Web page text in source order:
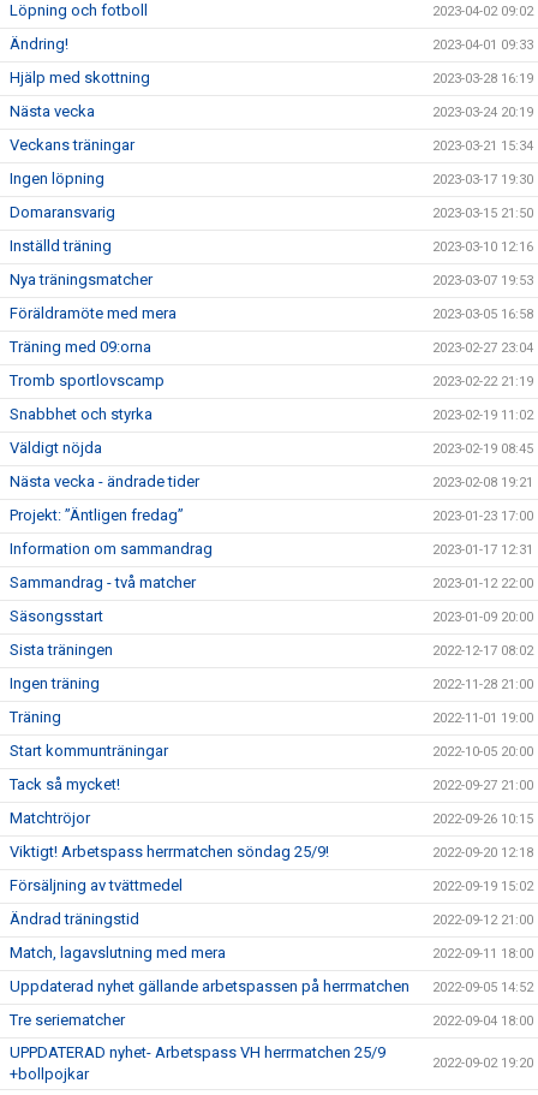
Löpning och fotboll 2023-04-02 09:02
Ändring! 2023-04-01 09:33
Hjälp med skottning 2023-03-28 16:19
Nästa vecka 2023-03-24 20:19
Veckans träningar 2023-03-21 15:34
Ingen löpning 2023-03-17 19:30
Domaransvarig 2023-03-15 21:50
Inställd träning 2023-03-10 12:16
Nya träningsmatcher 2023-03-07 19:53
Föräldramöte med mera 2023-03-05 16:58
Träning med 09:orna 2023-02-27 23:04
Tromb sportlovscamp 2023-02-22 21:19
Snabbhet och styrka 2023-02-19 11:02
Väldigt nöjda 2023-02-19 08:45
Nästa vecka - ändrade tider 2023-02-08 19:21
Projekt: ”Äntligen fredag” 2023-01-23 17:00
Information om sammandrag 2023-01-17 12:31
Sammandrag - två matcher 2023-01-12 22:00
Säsongsstart 2023-01-09 20:00
Sista träningen 2022-12-17 08:02
Ingen träning 2022-11-28 21:00
Träning 2022-11-01 19:00
Start kommunträningar 2022-10-05 20:00
Tack så mycket! 2022-09-27 21:00
Matchtröjor 2022-09-26 10:15
Viktigt! Arbetspass herrmatchen söndag 25/9! 2022-09-20 12:18
Försäljning av tvättmedel 2022-09-19 15:02
Ändrad träningstid 2022-09-12 21:00
Match, lagavslutning med mera 2022-09-11 18:00
Uppdaterad nyhet gällande arbetspassen på herrmatchen 2022-09-05 14:52
Tre seriematcher 2022-09-04 18:00
UPPDATERAD nyhet- Arbetspass VH herrmatchen 25/9
+bollpojkar
2022-09-02 19:20